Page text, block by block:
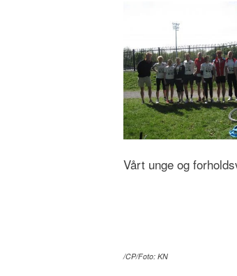
Vårt unge og
/CP/Foto: KN